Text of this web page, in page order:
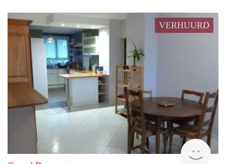
VERHUURD